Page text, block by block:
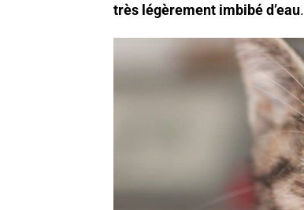
très légèrement imbibé d’eau.